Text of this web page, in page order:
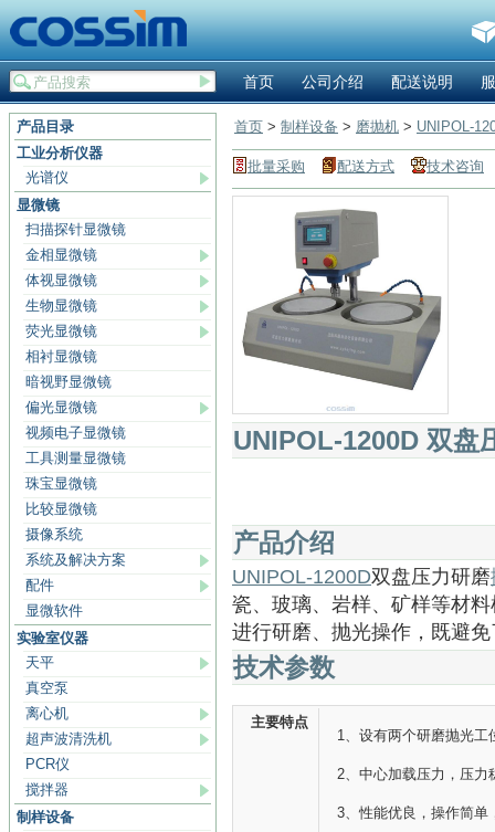
首页 公司介绍 配送说明
产品目录
工业分析仪器
光谱仪
显微镜
扫描探针显微镜
金相显微镜
体视显微镜
生物显微镜
荧光显微镜
相衬显微镜
暗视野显微镜
偏光显微镜
视频电子显微镜
工具测量显微镜
珠宝显微镜
比较显微镜
摄像系统
系统及解决方案
配件
显微软件
实验室仪器
天平
真空泵
离心机
超声波清洗机
PCR仪
搅拌器
制样设备
首页 > 制样设备 > 磨抛机 > UNIPOL-
批量采购 配送方式 技术咨询
UNIPOL-1200D 双盘
产品介绍
UNIPOL-1200D双盘压力研磨
瓷、玻璃、岩样、矿样等材
进行研磨、抛光操作，既避
技术参数
主要特点
1、设有两个研磨抛光
2、中心加载压力，压力
3、性能优良，操作简单